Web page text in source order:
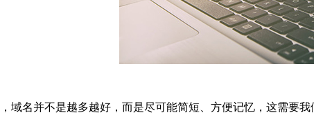
域名并不是越多越好，而是尽可能简短、方便记忆，这需要